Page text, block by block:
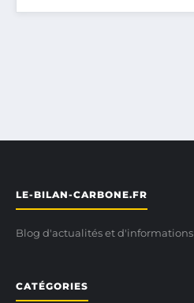
LE-BILAN-CARBONE.FR
Blog d'actualités et d'informations
CATÉGORIES